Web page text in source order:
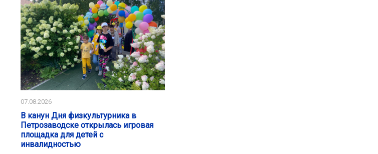
07.08.2026
В канун Дня физкультурника в
Петрозаводске открылась игровая
площадка для детей с
инвалидностью